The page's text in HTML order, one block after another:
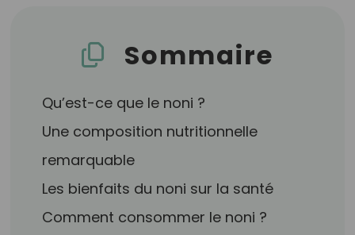
Sommaire
Qu’est-ce que le noni ?
Une composition nutritionnelle
remarquable
Les bienfaits du noni sur la santé
Comment consommer le noni ?